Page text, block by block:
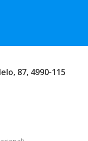
87, 4990-115